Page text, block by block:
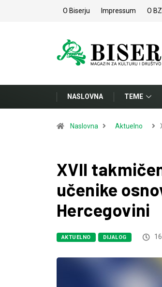
O Biserju Impressum O
NASLOVNA TEME
Naslovna Aktuelno
XVII
učenike
Hercegovini
AKTUELNO DIJALOG